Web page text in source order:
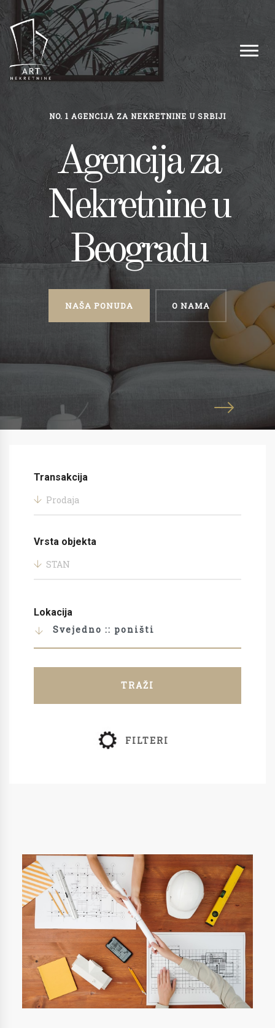
NO. 1 AGENCIJA ZA NEKRETNINE U SRBIJI
Agencija za
Nekretnine u
Beogradu
NAŠA PONUDA O NAMA
Transakcija
Prodaja
Vrsta objekta
STAN
Lokacija
Svejedno :: poništi
TRAŽI
FILTERI